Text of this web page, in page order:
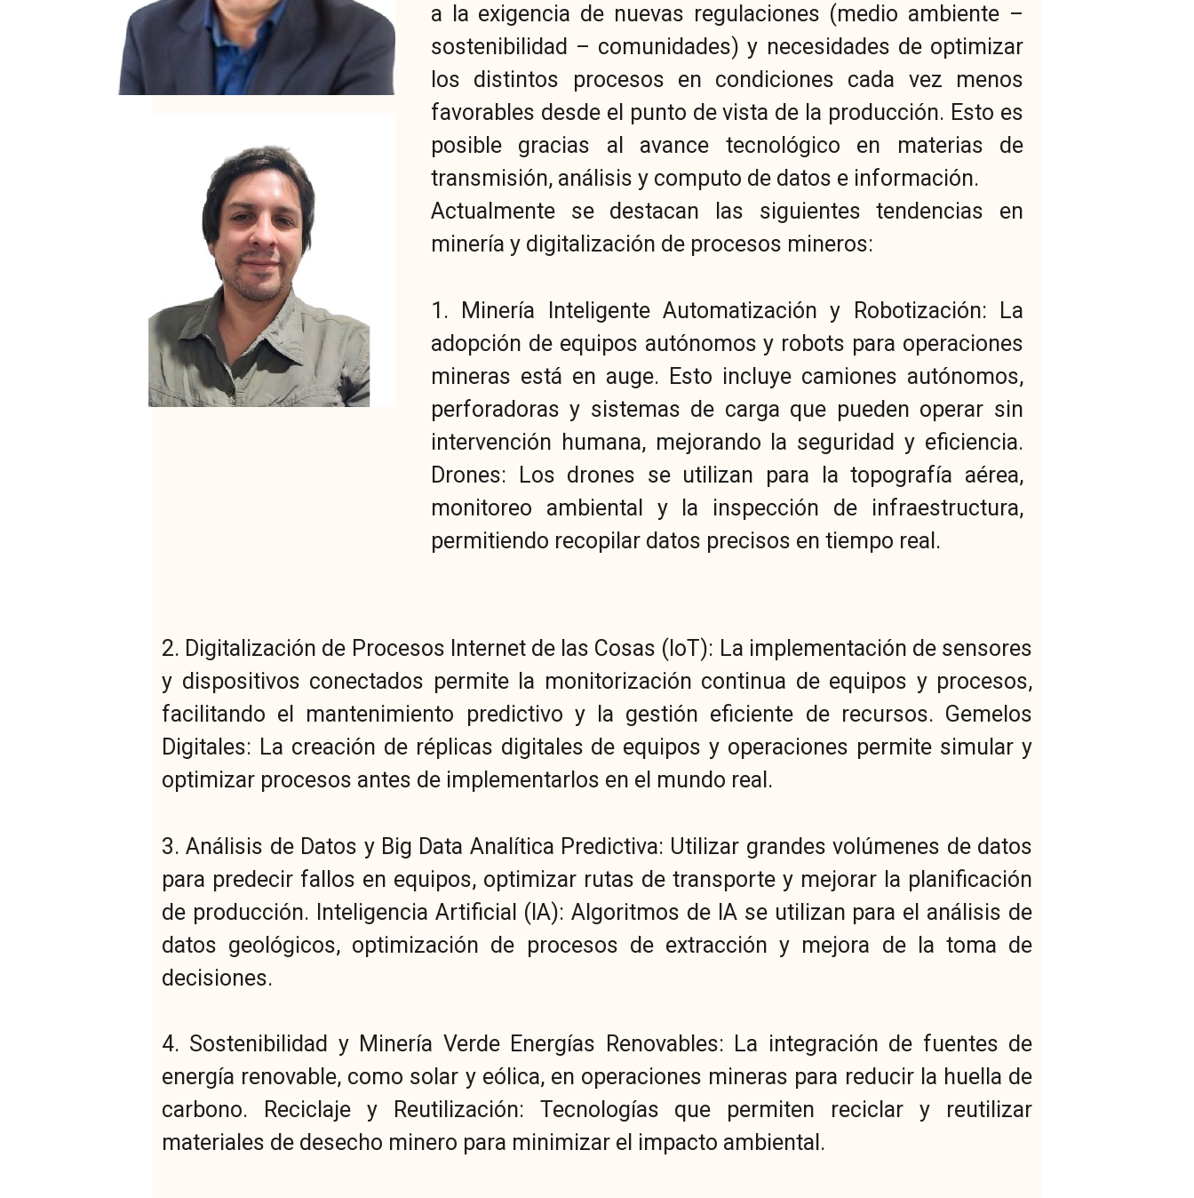
a la exigencia de nuevas regulaciones (medio ambiente –
sostenibilidad – comunidades) y necesidades de optimizar
los distintos procesos en condiciones cada vez menos
favorables desde el punto de vista de la producción. Esto es
posible gracias al avance tecnológico en materias de
transmisión, análisis y computo de datos e información.
Actualmente se destacan las siguientes tendencias en
minería y digitalización de procesos mineros:
1. Minería Inteligente Automatización y Robotización: La
adopción de equipos autónomos y robots para operaciones
mineras está en auge. Esto incluye camiones autónomos,
perforadoras y sistemas de carga que pueden operar sin
intervención humana, mejorando la seguridad y eficiencia.
Drones: Los drones se utilizan para la topografía aérea,
monitoreo ambiental y la inspección de infraestructura,
permitiendo recopilar datos precisos en tiempo real.
2. Digitalización de Procesos Internet de las Cosas (IoT): La implementación de sensores
y dispositivos conectados permite la monitorización continua de equipos y procesos,
facilitando el mantenimiento predictivo y la gestión eficiente de recursos. Gemelos
Digitales: La creación de réplicas digitales de equipos y operaciones permite simular y
optimizar procesos antes de implementarlos en el mundo real.
3. Análisis de Datos y Big Data Analítica Predictiva: Utilizar grandes volúmenes de datos
para predecir fallos en equipos, optimizar rutas de transporte y mejorar la planificación
de producción. Inteligencia Artificial (IA): Algoritmos de IA se utilizan para el análisis de
datos geológicos, optimización de procesos de extracción y mejora de la toma de
decisiones.
4. Sostenibilidad y Minería Verde Energías Renovables: La integración de fuentes de
energía renovable, como solar y eólica, en operaciones mineras para reducir la huella de
carbono. Reciclaje y Reutilización: Tecnologías que permiten reciclar y reutilizar
materiales de desecho minero para minimizar el impacto ambiental.